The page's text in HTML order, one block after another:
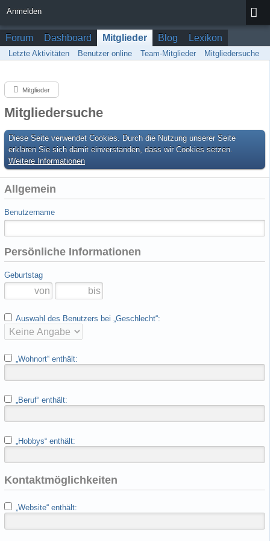
Anmelden
Forum Dashboard Mitglieder Blog Lexikon
Letzte Aktivitäten Benutzer online Team-Mitglieder Mitgliedersuche
Mitglieder
Mitgliedersuche
Diese Seite verwendet Cookies. Durch die Nutzung unserer Seite
erklären Sie sich damit einverstanden, dass wir Cookies setzen.
Weitere Informationen
Allgemein
Benutzername
Persönliche Informationen
Geburtstag
Auswahl des Benutzers bei „Geschlecht“:
„Wohnort“ enthält:
„Beruf“ enthält:
„Hobbys“ enthält:
Kontaktmöglichkeiten
„Website“ enthält: